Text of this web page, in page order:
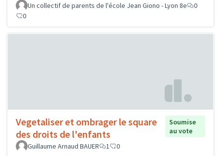
Un collectif de parents de l'école Jean Giono - Lyon 8e
0
0
Vegetaliser et ombrager le square
des droits de l'enfants
Soumise
au vote
Guillaume Arnaud BAUER
1 0